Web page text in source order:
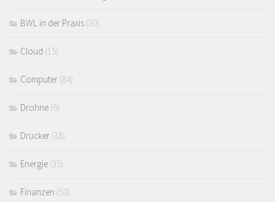
BWL in der Praxis (30)
Cloud (15)
Computer (84)
Drohne (6)
Drucker (18)
Energie (35)
Finanzen (50)